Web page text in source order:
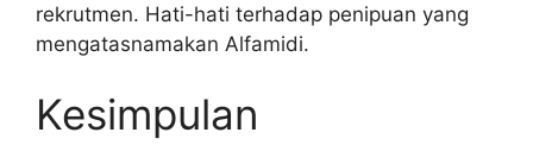
rekrutmen. Hati-hati terhadap penipuan yang
mengatasnamakan Alfamidi.
Kesimpulan